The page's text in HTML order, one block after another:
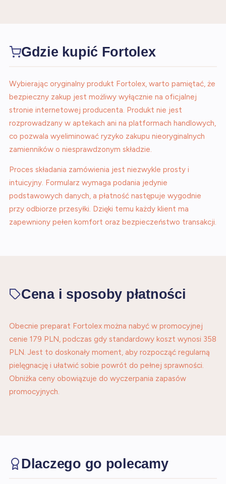
Gdzie kupić Fortolex
Wybierając oryginalny produkt Fortolex, warto pamiętać, że
bezpieczny zakup jest możliwy wyłącznie na oficjalnej
stronie internetowej producenta. Produkt nie jest
rozprowadzany w aptekach ani na platformach handlowych,
co pozwala wyeliminować ryzyko zakupu nieoryginalnych
zamienników o niesprawdzonym składzie.
Proces składania zamówienia jest niezwykle prosty i
intuicyjny. Formularz wymaga podania jedynie
podstawowych danych, a płatność następuje wygodnie
przy odbiorze przesyłki. Dzięki temu każdy klient ma
zapewniony pełen komfort oraz bezpieczeństwo transakcji.
Cena i sposoby płatności
Obecnie preparat Fortolex można nabyć w promocyjnej
cenie 179 PLN, podczas gdy standardowy koszt wynosi 358
PLN. Jest to doskonały moment, aby rozpocząć regularną
pielęgnację i ułatwić sobie powrót do pełnej sprawności.
Obniżka ceny obowiązuje do wyczerpania zapasów
promocyjnych.
Dlaczego go polecamy